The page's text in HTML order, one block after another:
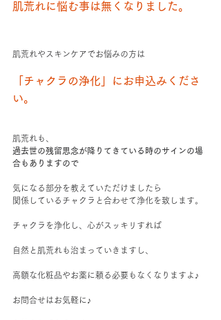
肌荒れに悩む事は無くなりました。
肌荒れやスキンケアでお悩みの方は
「チャクラの浄化」にお申込みくださ
い。
肌荒れも、
過去世の残留思念が降りてきている時のサインの場
合もありますので
気になる部分を教えていただけましたら
関係しているチャクラと合わせて浄化を致します。
チャクラを浄化し、心がスッキリすれば
自然と肌荒れも治まっていきますし、
高額な化粧品やお薬に頼る必要もなくなりますよ♪
お問合せはお気軽に♪